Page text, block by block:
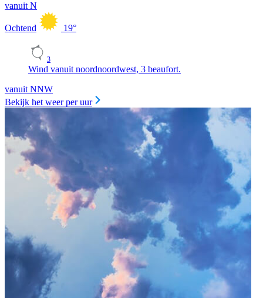
vanuit N
Ochtend 19°
3
Wind vanuit noordnoordwest, 3 beaufort.
vanuit NNW
Bekijk het weer per uur